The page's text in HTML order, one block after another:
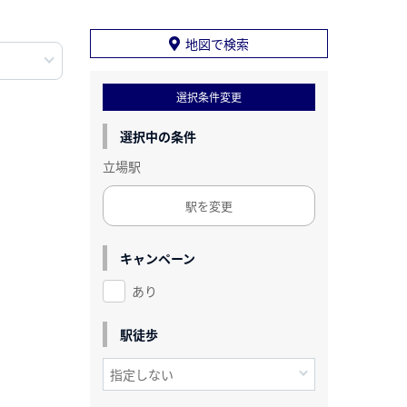
地図で検索
選択条件変更
選択中の条件
立場駅
駅を変更
キャンペーン
あり
駅徒歩